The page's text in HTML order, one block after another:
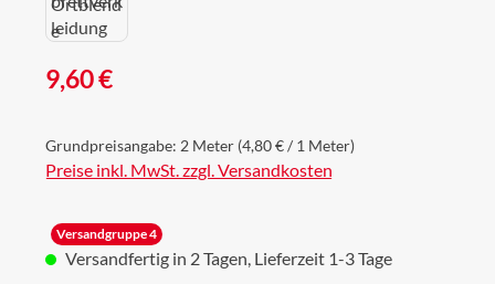
Regulärer Preis:
9,60 €
Grundpreisangabe: 2 Meter (4,80 € / 1 Meter)
Preise inkl. MwSt. zzgl. Versandkosten
Versandgruppe 4
Versandfertig in 2 Tagen, Lieferzeit 1-3 Tage